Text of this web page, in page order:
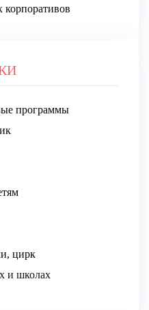
программы
цирк
и школах